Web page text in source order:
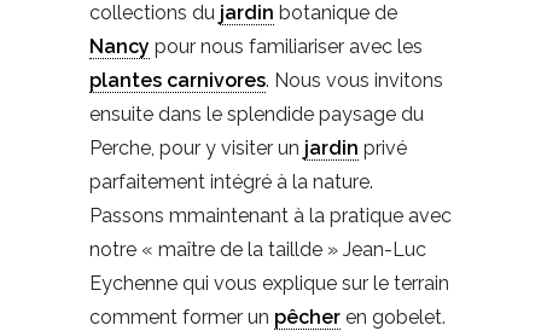
collections du jardin botanique de
Nancy pour nous familiariser avec les
plantes carnivores. Nous vous invitons
ensuite dans le splendide paysage du
Perche, pour y visiter un jardin privé
parfaitement intégré à la nature.
Passons mmaintenant à la pratique avec
notre « maître de la taillde » Jean-Luc
Eychenne qui vous explique sur le terrain
comment former un pêcher en gobelet.